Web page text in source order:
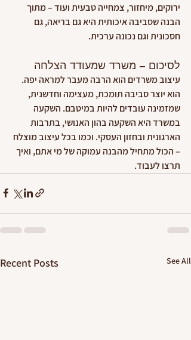
ירוקים, מיחזור, צמחייה טבעית ועוד – מתוך
הבנה שסביבה איכותית היא גם בריאה, גם
חסכונית וגם נכונה ערכית.
לסיכום – משרד שמעודד הצלחה
עיצוב משרדים הוא הרבה מעבר למראה יפה.
הוא יוצר סביבה תומכת, מעצימה וחדשנית,
שמזמינה עובדים להיות במיטבם. השקעה
במשרד היא השקעה בהון האנושי, בתרבות
הארגונית ובחזון העסקי. וכמו בכל עיצוב מוצלח
– הכול מתחיל מהבנה עמוקה של מי אתם, ואיך
תרצו לעבוד.
Recent Posts See All